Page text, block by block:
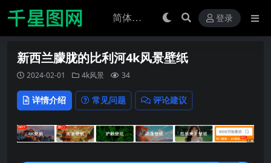
登录
新西兰朦胧的比利河4k风景壁纸
2024-02-01 4k风景 34
详情介绍 常见问题 评论建议